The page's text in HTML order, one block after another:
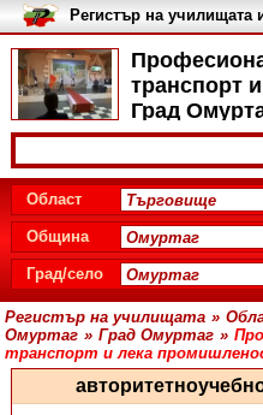
транспорт
Град
Регистър на училищата
университетите в
Област
Община
Град/село
Регистър на училищата »
Омуртаг » Град Омуртаг »
транспорт и лека